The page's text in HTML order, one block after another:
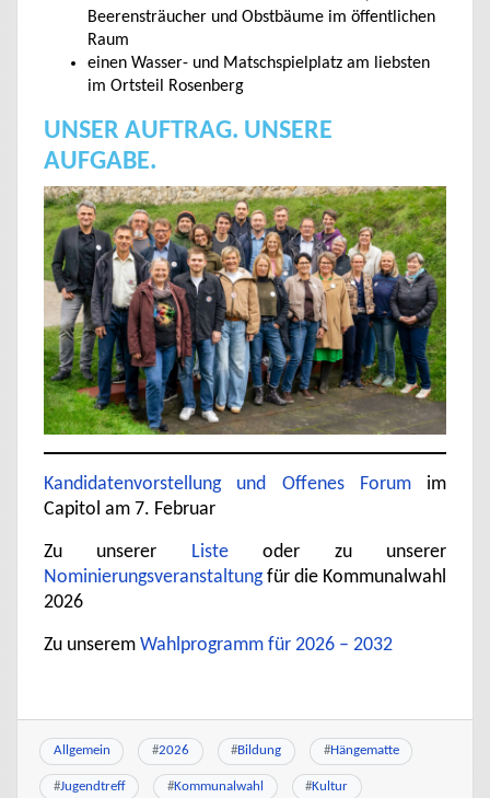
Beerensträucher und Obstbäume im öffentlichen
Raum
einen Wasser- und Matschspielplatz am liebsten
im Ortsteil Rosenberg
UNSER AUFTRAG. UNSERE
AUFGABE.
Kandidatenvorstellung und Offenes Forumim
Capitol am 7. Februar
Zu unserer Listeoder zu unserer
Nominierungsveranstaltungfür die Kommunalwahl
2026
Zu unserem Wahlprogramm für 2026 – 2032
Allgemein #2026 #Bildung #Hängematte
#Jugendtreff #Kommunalwahl #Kultur